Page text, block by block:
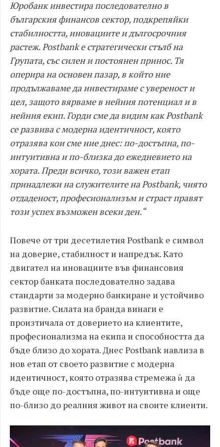
Юробанк инвестира последователно в
българския финансов сектор, подкрепяйки
стабилността, иновациите и дългосрочния
растеж. Postbank е стратегически стълб на
Групата, със силен и постоянен принос. Тя
оперира на основен пазар, в който ние
продължаваме да инвестираме с увереност и
цел, защото вярваме в нейния потенциал и в
нейния екип. Горди сме да видим как Postbank
се развива с модерна идентичност, която
отразява кои сме ние днес: по-достъпна, по-
интуитивна и по-близка до ежедневието на
хората. Преди всичко, този важен етап
принадлежи на служителите на Postbank, чиято
отдаденост, професионализъм и страст правят
този успех възможен всеки ден.“
Повече от три десетилетия Postbank е символ
на доверие, стабилност и напредък. Като
двигател на иновациите във финансовия
сектор банката последователно задава
стандарти за модерно банкиране и устойчиво
развитие. Силата на бранда винаги е
произтичала от доверието на клиентите,
професионализма на екипа и способността да
бъде близо до хората. Днес Postbank навлиза в
нов етап от своето развитие с модерна
идентичност, която отразява стремежа ѝ да
бъде още по-достъпна, по-интуитивна и още
по-близо до реалния живот на своите клиенти.